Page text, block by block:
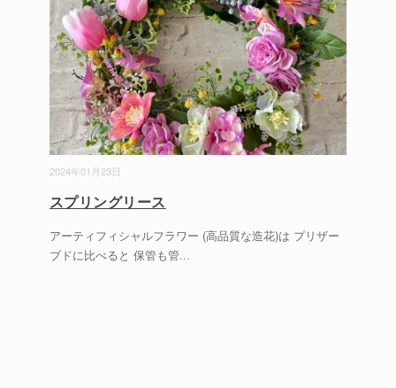
2024年01月23日
スプリングリース
アーティフィシャルフラワー (高品質な造花)は プリザー
ブドに比べると 保管も管...